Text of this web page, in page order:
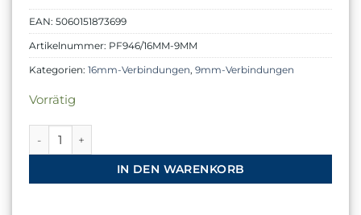
EAN: 5060151873699
Artikelnummer: PF946/16MM-9MM
Kategorien: 16mm-Verbindungen, 9mm-Verbindungen
Vorrätig
IN DEN WARENKORB